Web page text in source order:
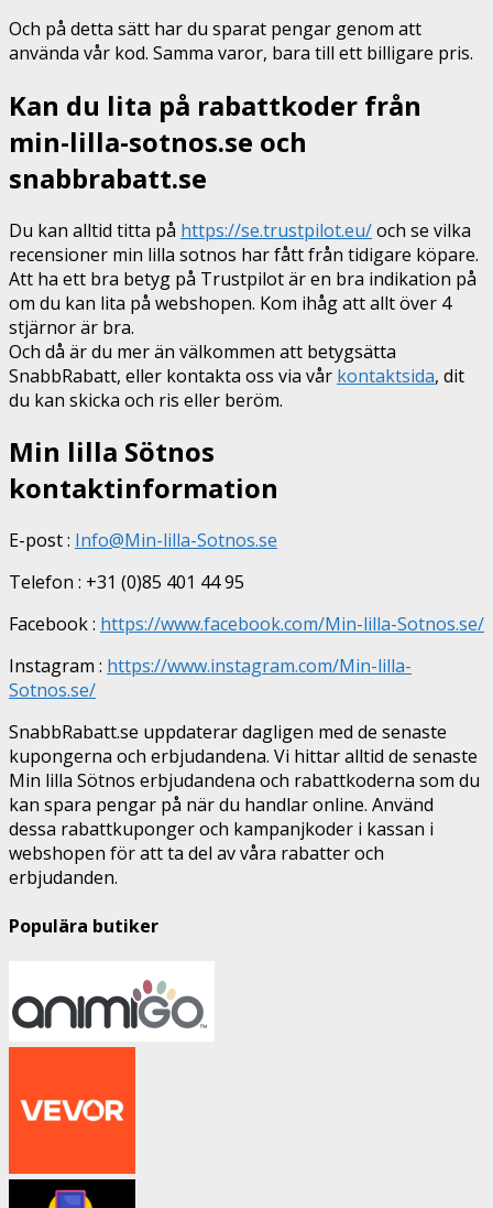
Och på detta sätt har du sparat pengar genom att
använda vår kod. Samma varor, bara till ett billigare pris.
Kan du lita på rabattkoder från
min-lilla-sotnos.se och
snabbrabatt.se
Du kan alltid titta på https://se.trustpilot.eu/och se vilka
recensioner min lilla sotnos har fått från tidigare köpare.
Att ha ett bra betyg på Trustpilot är en bra indikation på
om du kan lita på webshopen. Kom ihåg att allt över 4
stjärnor är bra.
Och då är du mer än välkommen att betygsätta
SnabbRabatt, eller kontakta oss via vår kontaktsida, dit
du kan skicka och ris eller beröm.
Min lilla Sötnos
kontaktinformation
E-post : Info@Min-lilla-Sotnos.se
Telefon : +31 (0)85 401 44 95
Facebook : https://www.facebook.com/Min-lilla-Sotnos.se/
Instagram : https://www.instagram.com/Min-lilla-
Sotnos.se/
SnabbRabatt.se uppdaterar dagligen med de senaste
kupongerna och erbjudandena. Vi hittar alltid de senaste
Min lilla Sötnos erbjudandena och rabattkoderna som du
kan spara pengar på när du handlar online. Använd
dessa rabattkuponger och kampanjkoder i kassan i
webshopen för att ta del av våra rabatter och
erbjudanden.
Populära butiker